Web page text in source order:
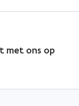
met ons op